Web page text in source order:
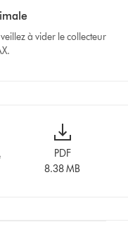
à vider le collecteur
PDF
8.38 MB